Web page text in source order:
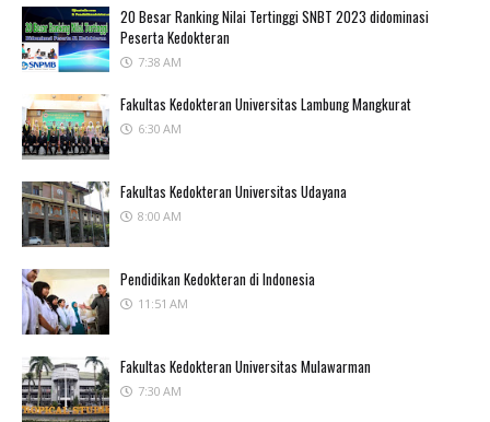
20 Besar Ranking Nilai Tertinggi SNBT 2023 didominasi
Peserta Kedokteran
7:38 AM
Fakultas Kedokteran Universitas Lambung Mangkurat
6:30 AM
Fakultas Kedokteran Universitas Udayana
8:00 AM
Pendidikan Kedokteran di Indonesia
11:51 AM
Fakultas Kedokteran Universitas Mulawarman
7:30 AM